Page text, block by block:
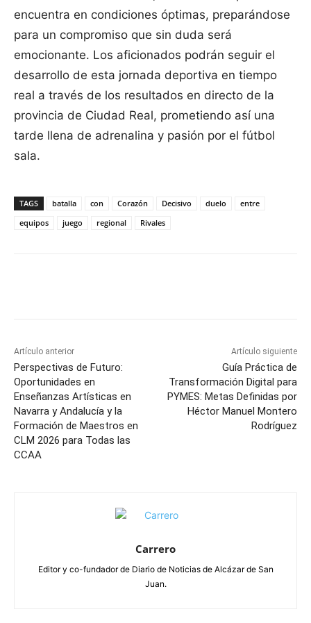
encuentra en condiciones óptimas, preparándose
para un compromiso que sin duda será
emocionante. Los aficionados podrán seguir el
desarrollo de esta jornada deportiva en tiempo
real a través de los resultados en directo de la
provincia de Ciudad Real, prometiendo así una
tarde llena de adrenalina y pasión por el fútbol
sala.
TAGS batalla con Corazón Decisivo duelo
entre
equipos
juego regional Rivales
Artículo anterior
Perspectivas de Futuro:
Oportunidades en
Enseñanzas Artísticas en
Navarra y Andalucía y la
Formación de Maestros en
CLM 2026 para Todas las
CCAA
Artículo siguiente
Guía Práctica de
Transformación Digital para
PYMES: Metas Definidas por
Héctor Manuel Montero
Rodríguez
Carrero
Editor y co-fundador de Diario de Noticias de Alcázar de San
Juan.